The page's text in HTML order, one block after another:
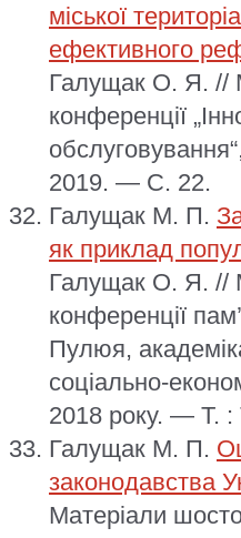
міської
ефективного
Галущак О. Я. //
конференції
2019. — С. 22.
Галущак М. П.
як приклад
Галущак О. Я. //
конференції
Пулюя,
соціально-
2018 року. — T.
Галущак М. П.
законодавства
Матеріали